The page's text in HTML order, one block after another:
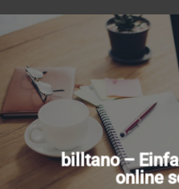
billtano –
online